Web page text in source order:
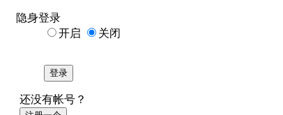
隐身登录
开启
关闭
登录
还没有帐号？